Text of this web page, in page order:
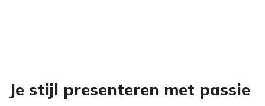
Je stijl presenteren met passie